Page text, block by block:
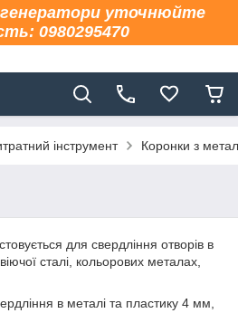
уточнюйте
0980295470
інструмент Коронки з
для свердління отворів в
сталі, кольорових металах,
в металі та пластику 4 мм,